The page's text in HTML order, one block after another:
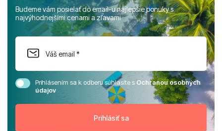
Budeme vám posielať do email-u najlepšie ponuky s
najvýhodnejšími cenami a zľavami
Prihlásením sa k odberu súhlasíte sOchranou osobných
údajov